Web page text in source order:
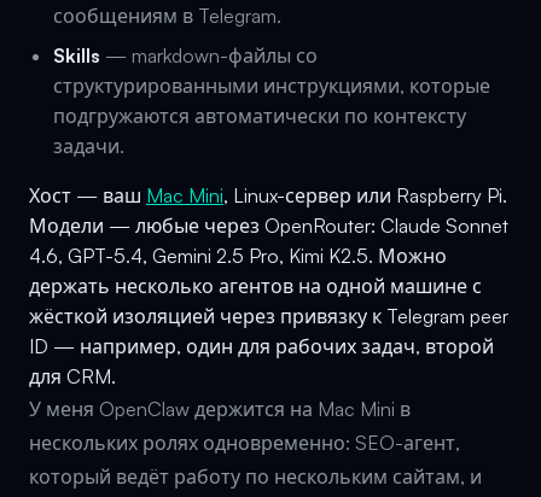
сообщениям в Telegram.
Skills — markdown-файлы со
структурированными инструкциями, которые
подгружаются автоматически по контексту
задачи.
Хост — ваш Mac Mini, Linux-сервер или Raspberry Pi.
Модели — любые через OpenRouter: Claude Sonnet
4.6, GPT-5.4, Gemini 2.5 Pro, Kimi K2.5. Можно
держать несколько агентов на одной машине с
жёсткой изоляцией через привязку к Telegram peer
ID — например, один для рабочих задач, второй
для CRM.
У меня OpenClaw держится на Mac Mini в
нескольких ролях одновременно: SEO-агент,
который ведёт работу по нескольким сайтам, и